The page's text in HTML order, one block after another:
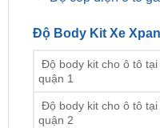
quận 1
Độ body kit cho ô tô tại
quận 2
Độ body kit cho ô tô tại
quận 3